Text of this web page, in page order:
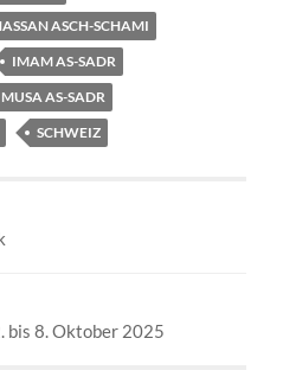
ASCH-SCHAMI
IMAM AS-SADR
MUSA AS-SADR
SCHWEIZ
bis 8. Oktober 2025